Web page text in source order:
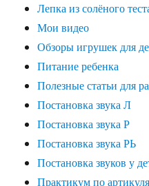
Лепка из солёного
Мои видео
Обзоры игрушек для
Питание ребенка
Полезные статьи для
Постановка звука Л
Постановка звука Р
Постановка звука РЬ
Постановка звуков у
Практикум по